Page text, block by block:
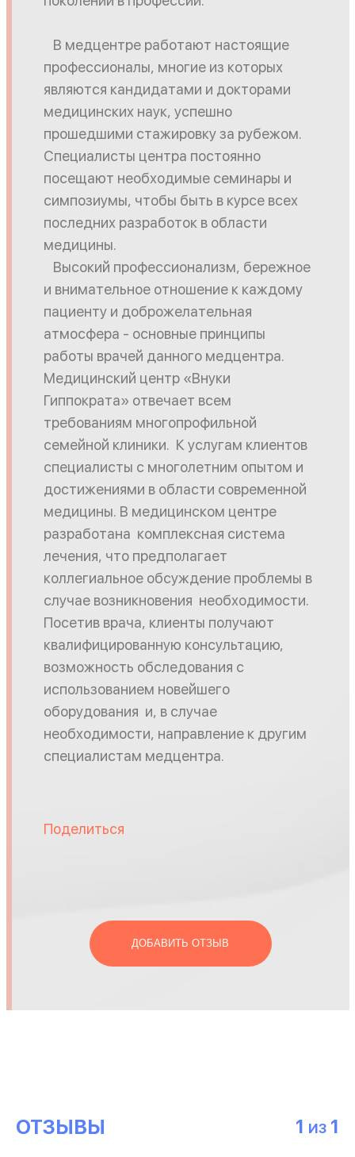
В медцентре работают настоящие
профессионалы, многие из которых
являются кандидатами и докторами
медицинских наук, успешно
прошедшими стажировку за рубежом.
Специалисты центра постоянно
посещают необходимые семинары и
симпозиумы, чтобы быть в курсе всех
последних разработок в области
медицины.
Высокий профессионализм, бережное
и внимательное отношение к каждому
пациенту и доброжелательная
атмосфера - основные принципы
работы врачей данного медцентра.
Медицинский центр «Внуки
Гиппократа» отвечает всем
требованиям многопрофильной
семейной клиники. К услугам клиентов
специалисты с многолетним опытом и
достижениями в области современной
медицины. В медицинском центре
разработана комплексная система
лечения, что предполагает
коллегиальное обсуждение проблемы в
случае возникновения необходимости.
Посетив врача, клиенты получают
квалифицированную консультацию,
возможность обследования с
использованием новейшего
оборудования и, в случае
необходимости, направление к другим
специалистам медцентра.
Поделиться
ДОБАВИТЬ ОТЗЫВ
ОТЗЫВЫ 1 ИЗ 1